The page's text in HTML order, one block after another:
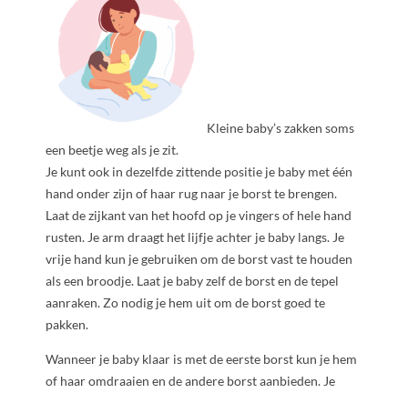
Kleine baby’s zakken soms
een beetje weg als je zit.
Je kunt ook in dezelfde zittende positie je baby met één
hand onder zijn of haar rug naar je borst te brengen.
Laat de zijkant van het hoofd op je vingers of hele hand
rusten. Je arm draagt het lijfje achter je baby langs. Je
vrije hand kun je gebruiken om de borst vast te houden
als een broodje. Laat je baby zelf de borst en de tepel
aanraken. Zo nodig je hem uit om de borst goed te
pakken.
Wanneer je baby klaar is met de eerste borst kun je hem
of haar omdraaien en de andere borst aanbieden. Je